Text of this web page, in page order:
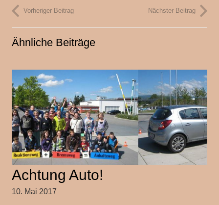
Vorheriger Beitrag Nächster Beitrag
Ähnliche Beiträge
Achtung Auto!
10. Mai 2017